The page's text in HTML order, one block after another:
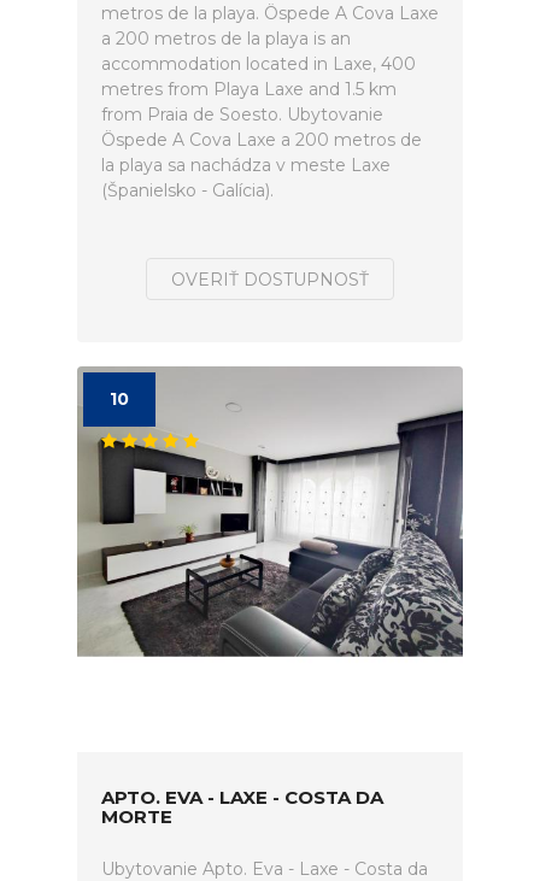
metros de la playa. Öspede A Cova Laxe
a 200 metros de la playa is an
accommodation located in Laxe, 400
metres from Playa Laxe and 1.5 km
from Praia de Soesto. Ubytovanie
Öspede A Cova Laxe a 200 metros de
la playa sa nachádza v meste Laxe
(Španielsko - Galícia).
OVERIŤ DOSTUPNOSŤ
10
APTO. EVA - LAXE - COSTA DA
MORTE
Ubytovanie Apto. Eva - Laxe - Costa da